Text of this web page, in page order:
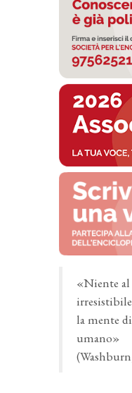
«Niente al
la mente
umano»